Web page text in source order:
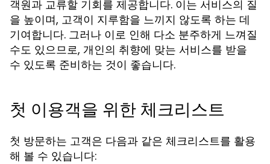
객원과 교류할 기회를 제공합니다. 이는 서비스의 질
을 높이며, 고객이 지루함을 느끼지 않도록 하는 데
기여합니다. 그러나 이로 인해 다소 분주하게 느껴질
수도 있으므로, 개인의 취향에 맞는 서비스를 받을
수 있도록 준비하는 것이 좋습니다.
첫 이용객을 위한 체크리스트
첫 방문하는 고객은 다음과 같은 체크리스트를 활용
해 볼 수 있습니다: